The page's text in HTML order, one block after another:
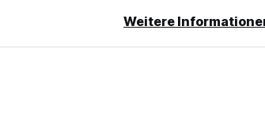
Weitere